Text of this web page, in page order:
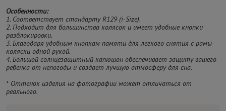
Особенности:
1. Соответствует стандарту R129 (i-Size).
2. Подходит для большинства колясок и имеет удобные кнопки
разблокировки.
3. Благодаря удобным кнопкам памяти для легкого снятия с рамы
коляски одной рукой.
4. Большой солнцезащитный капюшон обеспечивает защиту вашего
ребенка от непогоды и создает лучшую атмосферу для сна.
* Оттенок изделия на фотографии может отличаться от
реального.